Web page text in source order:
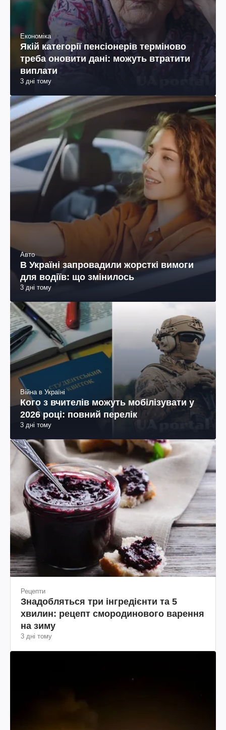
Економіка
Якій категорії пенсіонерів терміново
треба оновити дані: можуть втратити
виплати
3 дні тому
Авто
В Україні запровадили жорсткі вимоги
для водіїв: що змінилось
3 дні тому
Війна в Україні
Кого з вчителів можуть мобілізувати у
2026 році: повний перелік
3 дні тому
Рецепти
Знадобляться три інгредієнти та 5
хвилин: рецепт смородинового варення
на зиму
3 дні тому